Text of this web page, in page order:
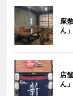
座
ん」
店
ん」